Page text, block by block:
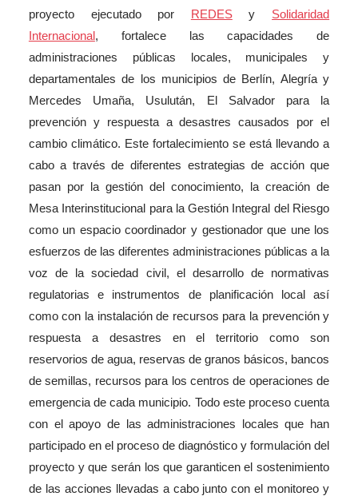
proyecto ejecutado por
REDESy Solidaridad
Internacional , fortalece las capacidades de
administraciones públicas locales, municipales y
departamentales de los municipios de Berlín, Alegría y
Mercedes Umaña, Usulután, El Salvador para la
prevención y respuesta a desastres causados por el
cambio climático. Este fortalecimiento se está llevando a
cabo a través de diferentes estrategias de acción que
pasan por la gestión del conocimiento, la creación de
Mesa Interinstitucional para la Gestión Integral del Riesgo
como un espacio coordinador y gestionador que une los
esfuerzos de las diferentes administraciones públicas a la
voz de la sociedad civil, el desarrollo de normativas
regulatorias e instrumentos de planificación local así
como con la instalación de recursos para la prevención y
respuesta a desastres en el territorio como son
reservorios de agua, reservas de granos básicos, bancos
de semillas, recursos para los centros de operaciones de
emergencia de cada municipio. Todo este proceso cuenta
con el apoyo de las administraciones locales que han
participado en el proceso de diagnóstico y formulación del
proyecto y que serán los que garanticen el sostenimiento
de las acciones llevadas a cabo junto con el monitoreo y